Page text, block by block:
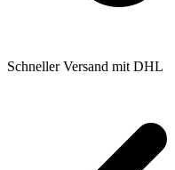
Schneller Versand mit DHL